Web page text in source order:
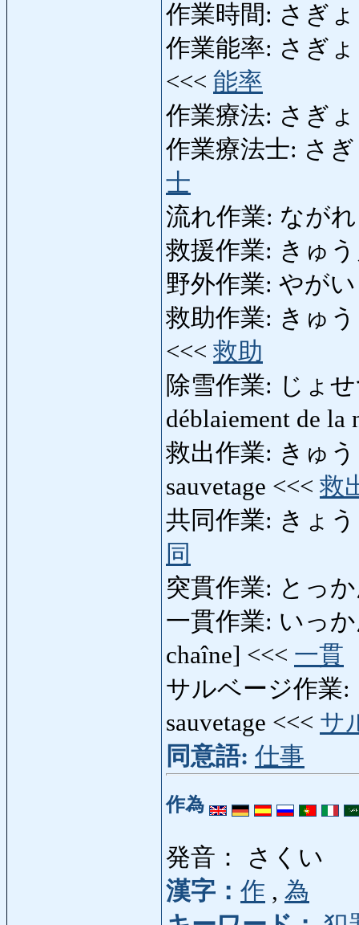
作業時間: さぎ
作業能率: さぎ
<<< 能率
作業療法: さぎ
作業療法士: さ
士
流れ作業: なが
救援作業: きゅ
野外作業: やが
救助作業: きゅう
<<< 救助
除雪作業: じょ
déblaiement de la
救出作業: きゅ
sauvetage <<< 救
共同作業: きょ
同
突貫作業: とっ
一貫作業: いっ
chaîne] <<< 一貫
サルベージ作業:
sauvetage <<< サ
同意語: 仕事
作為
発音： さくい
漢字： 作 , 為